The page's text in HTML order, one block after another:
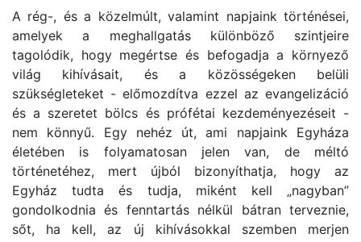
A rég-, és a közelmúlt, valamint napjaink történései,
amelyek a meghallgatás különböző szintjeire
tagolódik, hogy megértse és befogadja a környező
világ kihívásait, és a közösségeken belüli
szükségleteket - előmozdítva ezzel az evangelizáció
és a szeretet bölcs és prófétai kezdeményezéseit -
nem könnyű. Egy nehéz út, ami napjaink Egyháza
életében is folyamatosan jelen van, de méltó
történetéhez, mert újból bizonyíthatja, hogy az
Egyház tudta és tudja, miként kell „nagyban”
gondolkodnia és fenntartás nélkül bátran terveznie,
sőt, ha kell, az új kihívásokkal szemben merjen